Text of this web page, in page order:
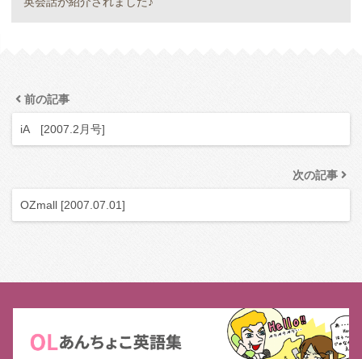
前の記事
iA [2007.2月号]
次の記事
OZmall [2007.07.01]